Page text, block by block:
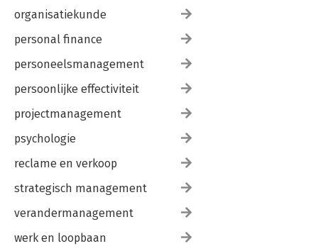
organisatiekunde
personal finance
personeelsmanagement
persoonlijke effectiviteit
projectmanagement
psychologie
reclame en verkoop
strategisch management
verandermanagement
werk en loopbaan